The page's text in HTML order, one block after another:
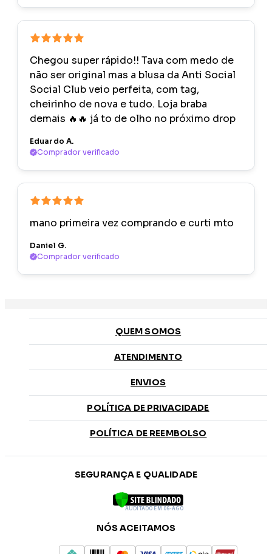
Chegou super rápido!! Tava com medo de
não ser original mas a blusa da Anti Social
Social Club veio perfeita, com tag,
cheirinho de nova e tudo. Loja braba
demais 🔥🔥 já to de olho no próximo drop
Eduardo A.
Comprador verificado
mano primeira vez comprando e curti mto
Daniel G.
Comprador verificado
QUEM SOMOS
ATENDIMENTO
ENVIOS
POLÍTICA DE PRIVACIDADE
POLÍTICA DE REEMBOLSO
SEGURANÇA E QUALIDADE
AUDITADO EM 06-AGO
NÓS ACEITAMOS